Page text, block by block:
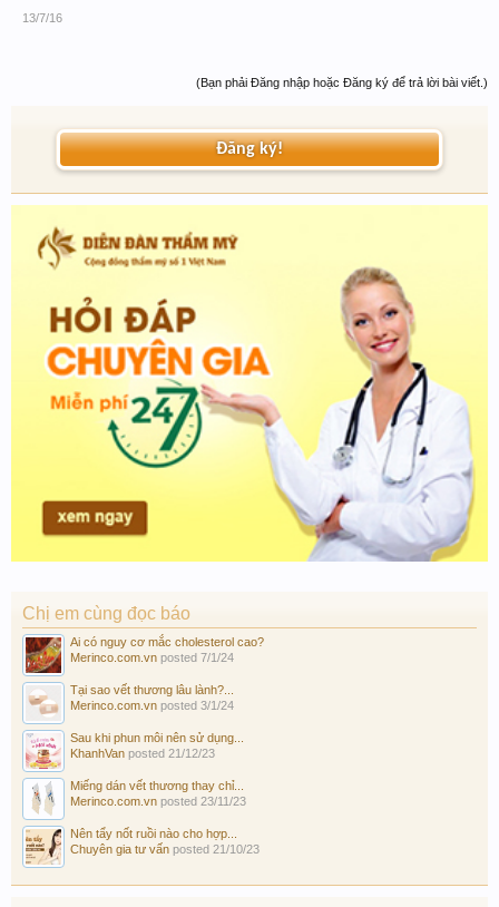
13/7/16
(Bạn phải Đăng nhập hoặc Đăng ký để trả lời bài viết.)
Đăng ký!
Chị em cùng đọc báo
Ai có nguy cơ mắc cholesterol cao?
Merinco.com.vn posted 7/1/24
Tại sao vết thương lâu lành?...
Merinco.com.vn posted 3/1/24
Sau khi phun môi nên sử dụng...
KhanhVan posted 21/12/23
Miếng dán vết thương thay chỉ...
Merinco.com.vn posted 23/11/23
Nên tẩy nốt ruồi nào cho hợp...
Chuyên gia tư vấn posted 21/10/23